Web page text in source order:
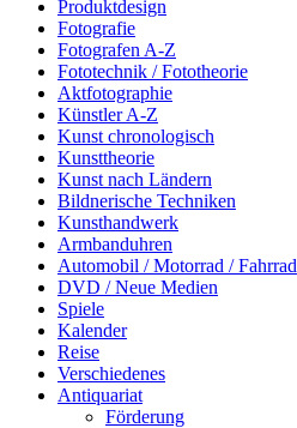
Produktdesign
Fotografie
Fotografen A-Z
Fototechnik / Fototheorie
Aktfotographie
Künstler A-Z
Kunst chronologisch
Kunsttheorie
Kunst nach Ländern
Bildnerische Techniken
Kunsthandwerk
Armbanduhren
Automobil / Motorrad / Fahrrad
DVD / Neue Medien
Spiele
Kalender
Reise
Verschiedenes
Antiquariat
Förderung